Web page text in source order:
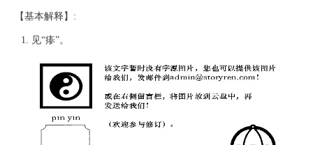
【基本解释】:
见“瘆”。